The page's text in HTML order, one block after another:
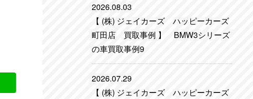
2026.08.03
【 (株) ジェイカーズ ハッピーカーズ
町田店 買取事例 】 BMW3シリーズ
の車買取事例9
2026.07.29
【 (株) ジェイカーズ ハッピーカーズ